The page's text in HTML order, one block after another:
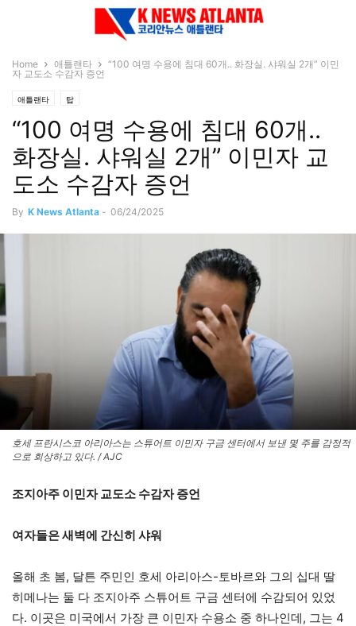
Home 애틀랜타
“100 여명 수용에 침대 60개.. 화장실. 샤워실 2개” 이민
자 교도소 수감자 증언
애틀랜타 탑
“100 여명 수용에 침대 60개..
화장실. 샤워실 2개” 이민자 교
도소 수감자 증언
By K News Atlanta - 06/24/2025
호세 프란시스코 아리아스는 스튜어트 이민자 구금 센터에서 보낸 몇 주를 감정적
으로 회상하고 있다. / AJC
조지아주 이민자 교도소 수감자 증언
여자들은 새벽에 간신히 샤워
올해 초 봄, 달튼 주민인 호세 아리아스-토바르와 그의 십대 딸
히메나는 둘 다 조지아주 스튜어트 구금 센터에 수감되어 있었
다. 이곳은 미국에서 가장 큰 이민자 수용소 중 하나인데, 그는 4